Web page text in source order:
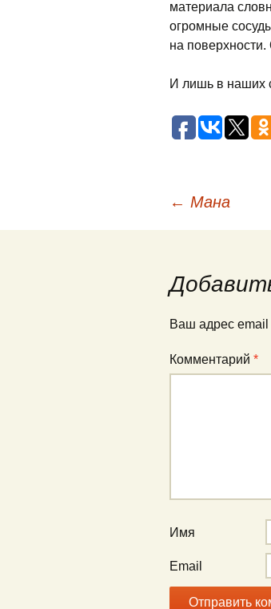
материала
огромные
на
И лишь в наших
Навигация
← Мана
Ваш адрес email
Комментарий *
Имя
Email